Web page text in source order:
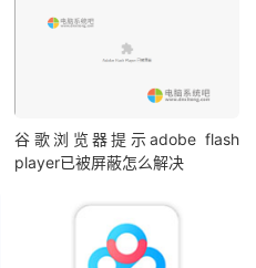
谷歌浏览器提示adobe flash
player已被屏蔽怎么解决